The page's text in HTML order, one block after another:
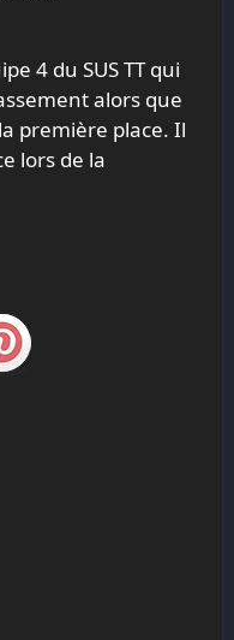
alors que
première place. Il
lors de la